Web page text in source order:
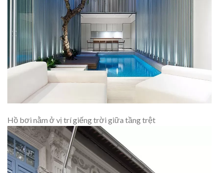
Hồ bơi nằm ở vị trí giếng trời giữa tầng trệt